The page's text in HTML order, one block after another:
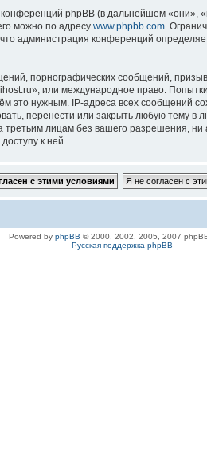
phpBB (в дальнейшем «они»,
можно по адресу www.phpbb.com.
администрация конференций
порнографических сообщений,
или международное право.
это нужным. IP-адреса всех сообщений
перенести или закрыть любую тему в
лицам без вашего разрешения,
к ней.
Powered by phpBB © 2000, 2002, 2005, 2007
Русская поддержка phpBB